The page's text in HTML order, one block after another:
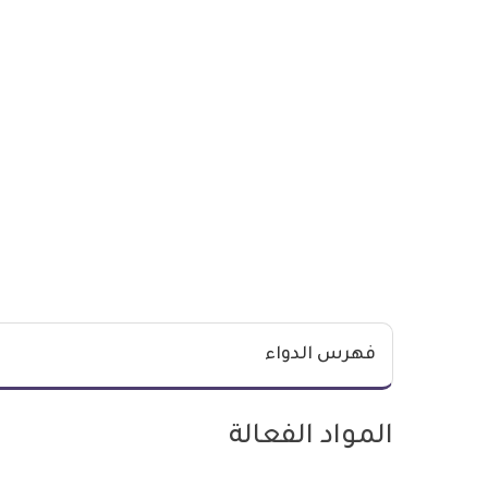
فهرس الدواء
المواد الفعالة